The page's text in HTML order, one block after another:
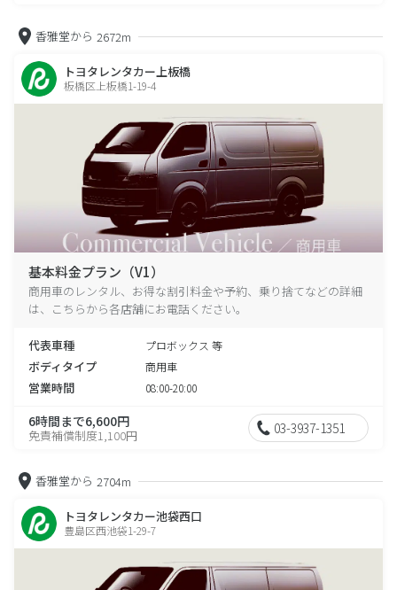
香雅堂から 2672m
トヨタレンタカー上板橋
板橋区上板橋1-19-4
基本料金プラン（V1）
商用車のレンタル、お得な割引料金や予約、乗り捨てなどの詳細
は、こちらから各店舗にお電話ください。
代表車種 プロボックス 等
ボディタイプ 商用車
営業時間 08:00-20:00
6時間まで6,600円
免責補償制度1,100円 03-3937-1351
香雅堂から 2704m
トヨタレンタカー池袋西口
豊島区西池袋1-29-7